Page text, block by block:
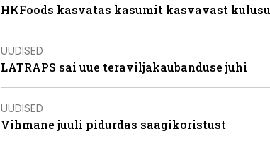
HKFoods kasvatas kasumit kasvavast
UUDISED
LATRAPS sai uue teraviljakaubanduse juhi
UUDISED
Vihmane juuli pidurdas saagikoristust